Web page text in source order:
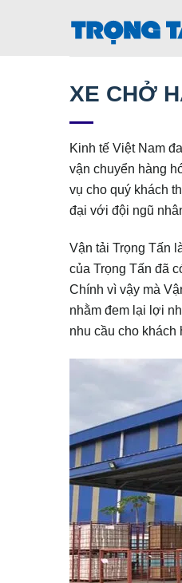
XE CHỞ
Kinh tế Việt Nam
vận chuyển hàng
vụ cho quý khách
đại với đội ngũ
Vận tải Trọng Tấn
của Trọng Tấn đã
Chính vì vậy mà
nhằm đem lại lợi
nhu cầu cho khách